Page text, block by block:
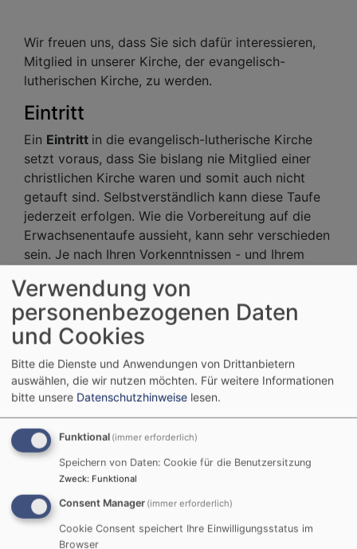
Wir freuen uns, dass Sie sich dafür interessieren,
Mitglied in unserer Kirche, der evangelisch-
lutherischen Kirche, zu werden.
Eintritt
Ein Eintritt in die evangelisch-lutherische Kirche
setzt voraus, dass Sie bislang nie Mitglied einer
christlichen Kirche waren und somit auch nicht
getauft sind. Selbstverständlich kann diese Taufe
jederzeit erfolgen. Wie die Vorbereitung auf die
Erwachsenentaufe aussieht, kann sehr verschieden
sein. Je nach Ihren Vorkenntnissen - und Ihrem
oder mehrereGesprächemit Ihnen führen. In
diesen Gesprächen geht es um Grundbegriffe des
Glaubens und ein gegenseitiges Kennen lernen, hier
können aber auch Fragen und Vorbehalte geklärt
werden. Dabei sind die Pfarrerinnen und Pfarrer
streng an ihre seelsorgerliche Schweigepflicht
Wiedereintritt
Wenn Sie getauft sind, früher zur evangelischen
Kirche gehörten und später ausgetreten waren,
spricht man von einemWiedereintritt
wird die oder der für Sie zuständige oder von
Ihnen gewünschte Pfarrerin oder Pfarrer ein oder
Verwendung von
personenbezogenen Daten
und Cookies
Bitte die Dienste und Anwendungen von Drittanbietern
auswählen, die wir nutzen möchten. Für weitere Informationen
bitte unsere Datenschutzhinweise lesen.
Funktional (immer erforderlich)
Speichern von Daten: Cookie für die Benutzersitzung
Zweck: Funktional
Consent Manager (immer erforderlich)
Cookie Consent speichert Ihre Einwilligungsstatus im
Browser